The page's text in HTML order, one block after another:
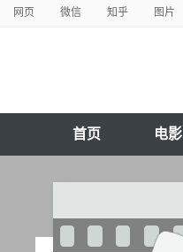
网页 微信 知乎 图片
首页 电影